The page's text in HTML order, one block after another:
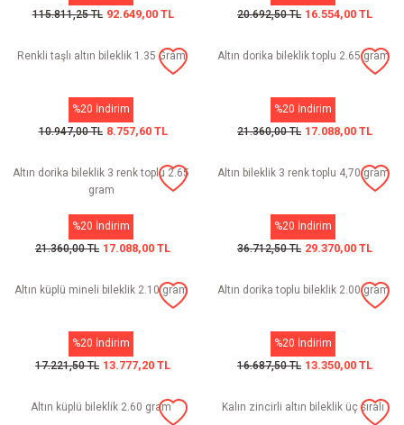
115.811,25 TL 92.649,00 TL
20.692,50 TL 16.554,00 TL
Renkli taşlı altın bileklik 1.35 Gram
%20 İndirim
10.947,00 TL 8.757,60 TL
Altın dorika bileklik toplu 2.65 gram
%20 İndirim
21.360,00 TL 17.088,00 TL
Altın dorika bileklik 3 renk toplu 2.65
gram
%20 İndirim
21.360,00 TL 17.088,00 TL
Altın bileklik 3 renk toplu 4,70 gram
%20 İndirim
36.712,50 TL 29.370,00 TL
Altın küplü mineli bileklik 2.10 gram
%20 İndirim
17.221,50 TL 13.777,20 TL
Altın dorika toplu bileklik 2.00 gram
%20 İndirim
16.687,50 TL 13.350,00 TL
Altın küplü bileklik 2.60 gram Kalın zincirli altın bileklik üç sıralı